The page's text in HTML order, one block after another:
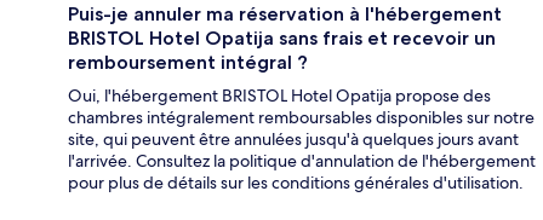
Puis-je annuler ma réservation à l'hébergement
BRISTOL Hotel Opatija sans frais et recevoir un
remboursement intégral ?
Oui, l'hébergement BRISTOL Hotel Opatija propose des
chambres intégralement remboursables disponibles sur notre
site, qui peuvent être annulées jusqu'à quelques jours avant
l'arrivée. Consultez la politique d'annulation de l'hébergement
pour plus de détails sur les conditions générales d'utilisation.